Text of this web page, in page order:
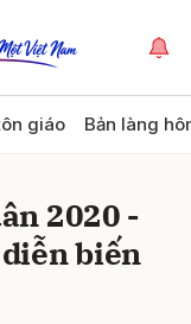
giáo Bản làng
2020 -
biến